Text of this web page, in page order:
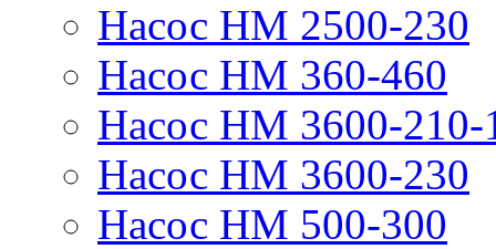
Насос НМ 2500-230
Насос НМ 360-460
Насос НМ 3600-210-
Насос НМ 3600-230
Насос НМ 500-300